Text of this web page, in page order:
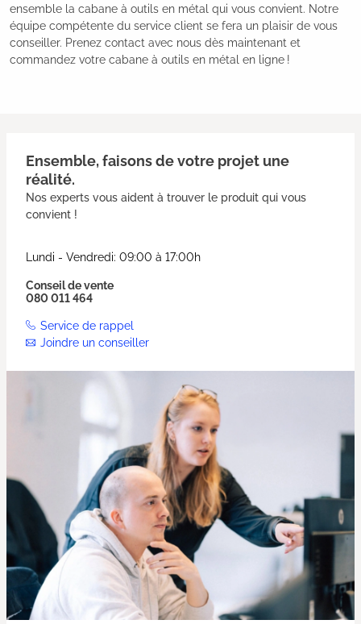
ensemble la cabane à outils en métal qui vous convient. Notre
équipe compétente du service client se fera un plaisir de vous
conseiller. Prenez contact avec nous dès maintenant et
commandez votre cabane à outils en métal en ligne !
Ensemble, faisons de votre projet une
réalité.
Nos experts vous aident à trouver le produit qui vous
convient !
Lundi - Vendredi: 09:00 à 17:00h
Conseil de vente
080 011 464
Service de rappel
Joindre un conseiller